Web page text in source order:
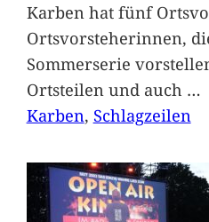
Karben hat fünf
Ortsvorsteherinnen,
Sommerserie
Ortsteilen und auch …
Karben, Schlagzeilen